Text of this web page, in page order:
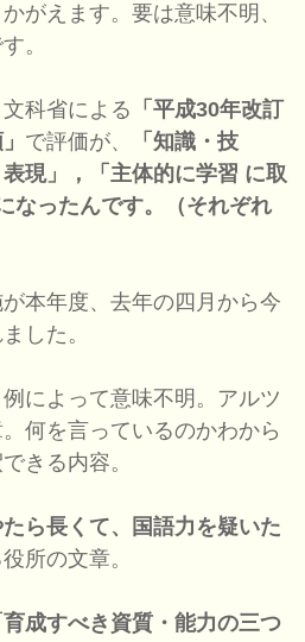
がえます。要は意味不明、
。
科省による 「平成30年改訂
で評価が、
「知識・技
現」，「主体的に学習 に取
なったんです。（それぞれ
本年度、去年の四月から今
した。
によって意味不明。アルツ
何を言っているのかわから
きる内容。
ら長くて、国語力を疑いた
所の文章。
育成すべき資質・能力の三つ